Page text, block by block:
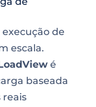
de
escala.
é
baseada
reais